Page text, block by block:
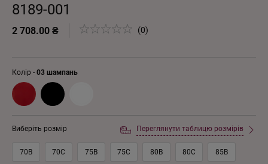
8189-001
2 708.00 ₴ (0)
Колір - 03 шампань
Виберіть розмір Переглянути таблицю розмірів
70B 70C 75B 75C 80B 80C 85B